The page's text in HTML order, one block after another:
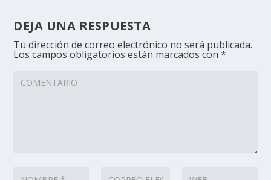
DEJA UNA RESPUESTA
Tu dirección de correo electrónico no será publicada.
Los campos obligatorios están marcados con*